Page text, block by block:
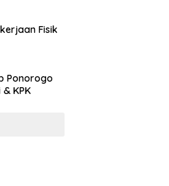
Fisik
Ponorogo
KPK